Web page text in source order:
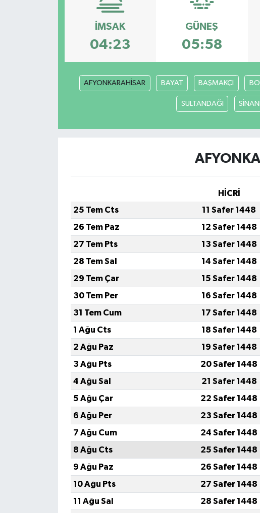
İMSAK
04:23
GÜNEŞ
05:58
AFYONKARAHİSAR BAYAT BAŞMAKÇI
SULTANDAĞI
HİCRİ
25 Tem Cts
11 Safer 1448
26 Tem Paz
12 Safer 1448
27 Tem Pts
13 Safer 1448
28 Tem Sal
14 Safer 1448
29 Tem Çar
15 Safer 1448
30 Tem Per
16 Safer 1448
31 Tem Cum
17 Safer 1448
1 Ağu Cts
18 Safer 1448
2 Ağu Paz
19 Safer 1448
3 Ağu Pts
20 Safer 1448
4 Ağu Sal
21 Safer 1448
5 Ağu Çar
22 Safer 1448
6 Ağu Per
23 Safer 1448
7 Ağu Cum
24 Safer 1448
8 Ağu Cts
25 Safer 1448
9 Ağu Paz
26 Safer 1448
10 Ağu Pts
27 Safer 1448
11 Ağu Sal
28 Safer 1448